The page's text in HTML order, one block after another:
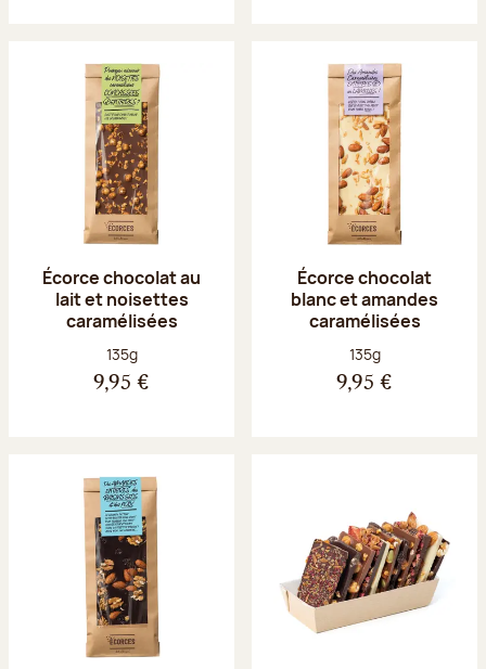
Écorce chocolat au
lait et noisettes
caramélisées
Poids net :
135g
9,95 €
Écorce chocolat
blanc et amandes
caramélisées
Poids net :
135g
9,95 €